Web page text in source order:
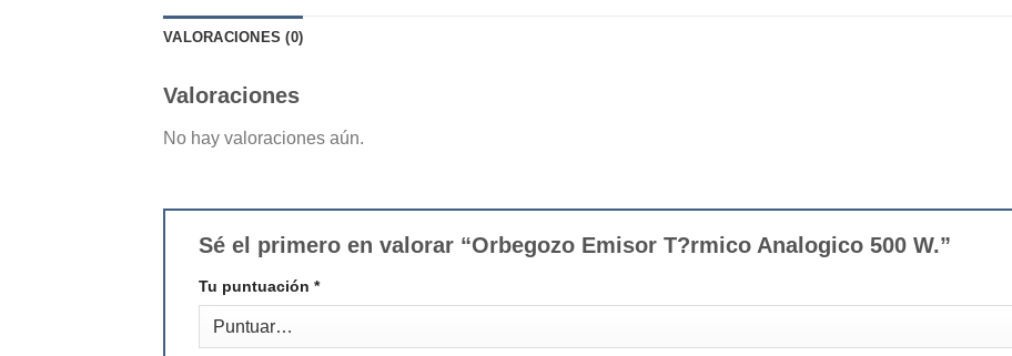
VALORACIONES (0)
Valoraciones
No hay valoraciones aún.
Sé el primero en valorar “Orbegozo Emisor T?rmico Analogico 500 W.”
Tu puntuación *